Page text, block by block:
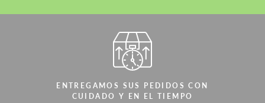
ENTREGAMOS SUS PEDIDOS CON
CUIDADO Y EN EL TIEMPO